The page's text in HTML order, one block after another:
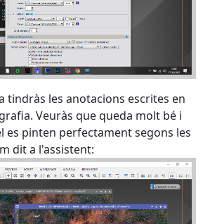
tindràs les anotacions escrites en
Veuràs que queda molt bé i
es pinten perfectament segons les
dit a l'assistent: